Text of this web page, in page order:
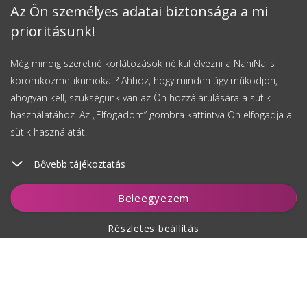
Az Ön személyes adatai biztonsága a mi
prioritásunk!
Még mindig szeretné korlátozások nélkül élvezni a NaniNails
körömkozmetikumokat? Ahhoz, hogy minden úgy működjön,
ahogyan kell, szükségünk van az Ön hozzájárulására a sütik
használatához. Az „Elfogadom” gombra kattintva Ön elfogadja a
sütik használatát.
Bővebb tájékoztatás
Beleegyezem
Részletes beállítás
Figyelés